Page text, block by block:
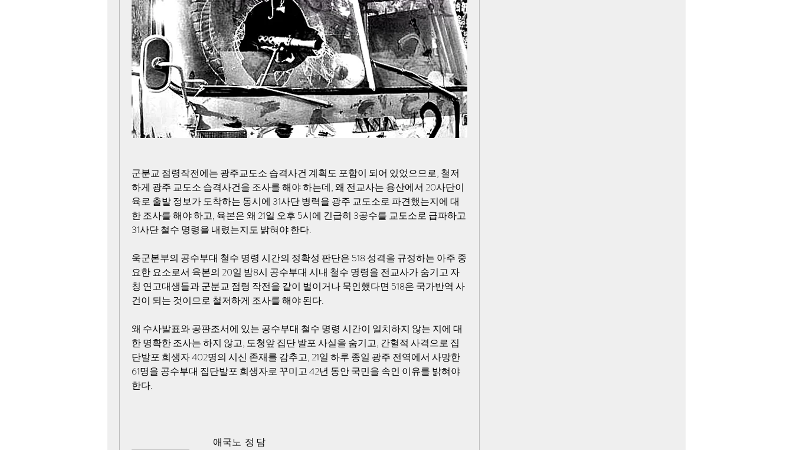
군분교 점령작전에는 광주교도소 습격사건 계획도 포함이 되어 있었으므로, 철저
하게 광주 교도소 습격사건을 조사를 해야 하는데, 왜 전교사는 용산에서 20사단이
육로 출발 정보가 도착하는 동시에 31사단 병력을 광주 교도소로 파견했는지에 대
한 조사를 해야 하고, 육본은 왜 21일 오후 5시에 긴급히 3공수를 교도소로 급파하고
31사단 철수 명령을 내렸는지도 밝혀야 한다.
욱군본부의 공수부대 철수 명령 시간의 정확성 판단은 518 성격을 규정하는 아주 중
요한 요소로서 육본의 20일 밤8시 공수부대 시내 철수 명령을 전교사가 숨기고 자
칭 연고대생들과 군분교 점령 작전을 같이 벌이거나 묵인했다면 518은 국가반역 사
건이 되는 것이므로 철저하게 조사를 해야 된다.
왜 수사발표와 공판조서에 있는 공수부대 철수 명령 시간이 일치하지 않는 지에 대
한 명확한 조사는 하지 않고, 도청앞 집단 발포 사실을 숨기고, 간헐적 사격으로 집
단발포 희생자 402명의 시신 존재를 감추고, 21일 하루 종일 광주 전역에서 사망한
61명을 공수부대 집단발포 희생자로 꾸미고 42년 동안 국민을 속인 이유를 밝혀야
한다.
                                              애국노  정 담